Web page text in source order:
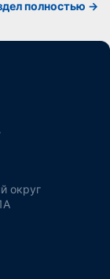
полностью ->
округ